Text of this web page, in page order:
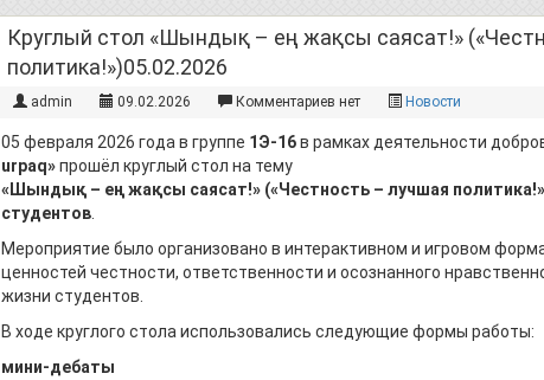
Круглый стол «Шындық – ең жақсы саясат!»
политика!»)05.02.2026
admin 09.02.2026 Комментариев нет Новости
05 февраля 2026 года в группе 1Э-16в рамках деятельности
urpaq»прошёл круглый стол на тему
«Шындық – ең жақсы саясат!» («Честность – лучшая
студентов.
Мероприятие было организовано в интерактивном и игровом
ценностей честности, ответственности и осознанного
жизни студентов.
В ходе круглого стола использовались следующие формы работы:
мини-дебаты